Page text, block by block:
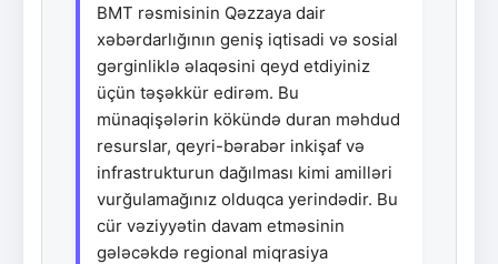
BMT rəsmisinin Qəzzaya dair
xəbərdarlığının geniş iqtisadi və sosial
gərginliklə əlaqəsini qeyd etdiyiniz
üçün təşəkkür edirəm. Bu
münaqişələrin kökündə duran məhdud
resurslar, qeyri-bərabər inkişaf və
infrastrukturun dağılması kimi amilləri
vurğulamağınız olduqca yerindədir. Bu
cür vəziyyətin davam etməsinin
gələcəkdə regional miqrasiya